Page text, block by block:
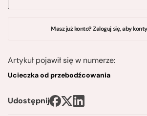
Masz już konto? Zaloguj się, aby
Artykuł pojawił się w numerze:
Ucieczka od przebodźcowania
Udostępnij